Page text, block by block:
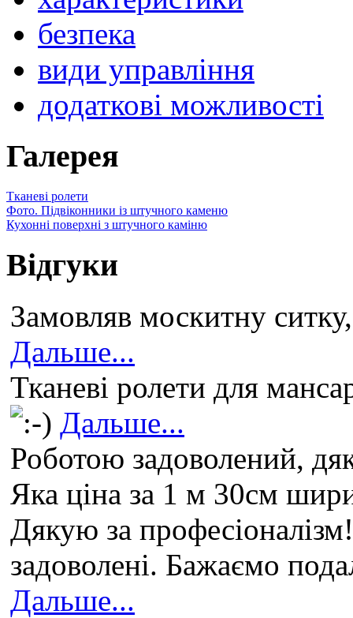
безпека
види управління
додаткові можливості
Галерея
Тканеві ролети
Фото. Підвіконники із штучного каменю
Кухонні поверхні з штучного каміню
Відгуки
Замовляв москитну
Дальше...
Тканеві ролети для
Дальше...
Роботою задоволений,
Яка ціна за 1 м 30см
Дякую за
задоволені. Бажаємо
Дальше...